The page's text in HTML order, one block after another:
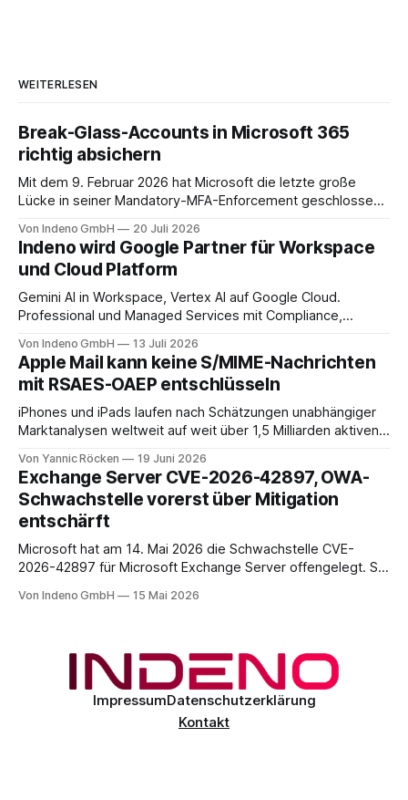
WEITERLESEN
Break-Glass-Accounts in Microsoft 365
richtig absichern
Mit dem 9. Februar 2026 hat Microsoft die letzte große
Lücke in seiner Mandatory-MFA-Enforcement geschlossen.
Microsoft 365 Admin Center anmeldet, einen zweiten
Faktor nachweisen. Für das Entra Admin Center, das Azure-
Portal und das Intune Admin Center gilt das
Von Indeno GmbH 20 Juli 2026
Indeno wird Google Partner für Workspace
und Cloud Platform
Gemini AI in Workspace, Vertex AI auf Google Cloud.
Professional und Managed Services mit Compliance,
DACH.
Von Indeno GmbH 13 Juli 2026
Apple Mail kann keine S/MIME-Nachrichten
mit RSAES-OAEP entschlüsseln
iPhones und iPads laufen nach Schätzungen unabhängiger
Marktanalysen weltweit auf weit über 1,5 Milliarden aktiven
im Bereich von 25 bis 30 Prozent auf Geschäftsumfelder,
also Smartphones und Tablets, die im beruflichen Kontext
genutzt werden, sei es als reines Diensthandy, als COPE-
Von Yannic Röcken 19 Juni 2026
Exchange Server CVE-2026-42897, OWA-
Schwachstelle vorerst über Mitigation
entschärft
Microsoft hat am 14. Mai 2026 die Schwachstelle CVE-
2026-42897 für Microsoft Exchange Server offengelegt. Sie
unauthentifizierten Angreifer, über eine speziell präparierte
Von Indeno GmbH 15 Mai 2026
ImpressumDatenschutzerklärung
Kontakt